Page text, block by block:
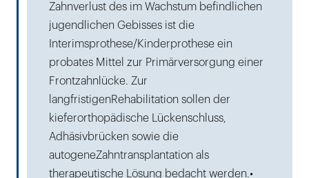
Zahnverlust des im Wachstum befindlichen
jugendlichen Gebisses ist die
Interimsprothese/Kinderprothese ein
probates Mittel zur Primärversorgung einer
Frontzahnlücke. Zur
langfristigenRehabilitation sollen der
kieferorthopädische Lückenschluss,
Adhäsivbrücken sowie die
autogeneZahntransplantation als
therapeutische Lösung bedacht werden.•